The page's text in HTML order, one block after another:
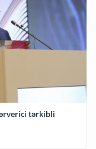
tərkibli